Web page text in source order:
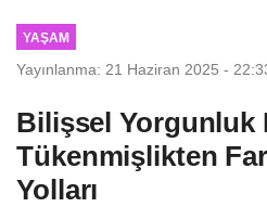
YAŞAM
Yayınlanma: 21 Haziran 2025 -
Bilişsel Yorgunluk
Tükenmişlikten
Yolları